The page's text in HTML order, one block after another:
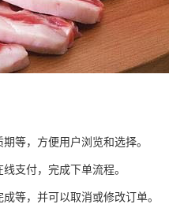
等，方便用户浏览和选择。
支付，完成下单流程。
等，并可以取消或修改订单。